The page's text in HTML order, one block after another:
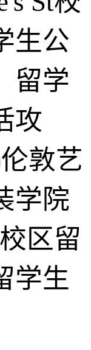
生公
留学
攻
敦艺
学院
区留
学生